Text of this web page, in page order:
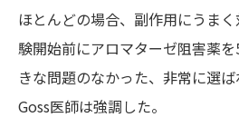
ほとんどの場合、副作用にうま
験開始前にアロマターゼ阻害薬
きな問題のなかった、非常に選ば
Goss医師は強調した。